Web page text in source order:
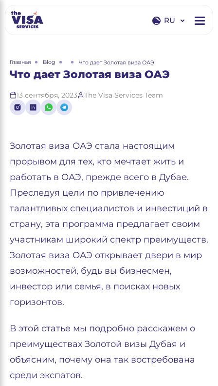
RU
Главная Blog Что дает Золотая виза ОАЭ
Что дает Золотая виза ОАЭ
13 сентября, 2023 The Visa Services Team
Золотая виза ОАЭ стала настоящим
прорывом для тех, кто мечтает жить и
работать в ОАЭ, прежде всего в Дубае.
Преследуя цели по привлечению
талантливых специалистов и инвестиций в
страну, эта программа предлагает своим
участникам широкий спектр преимуществ.
Золотая виза ОАЭ открывает двери в мир
возможностей, будь вы бизнесмен,
инвестор или семья, в поисках новых
горизонтов.
В этой статье мы подробно расскажем о
преимуществах Золотой визы Дубая и
объясним, почему она так востребована
среди экспатов.